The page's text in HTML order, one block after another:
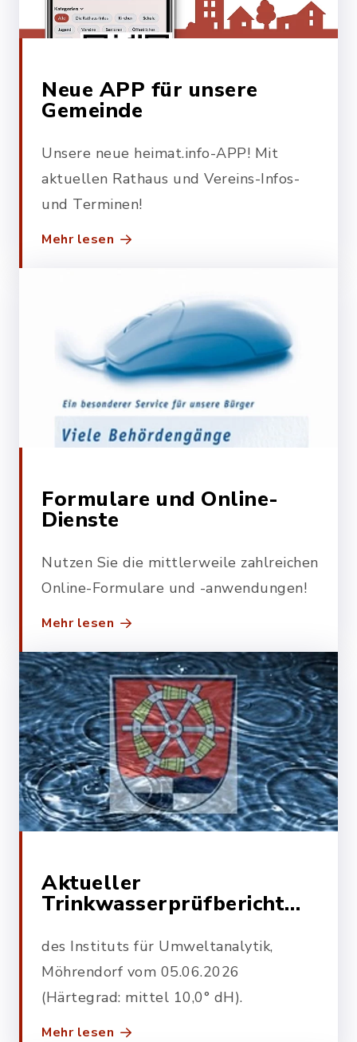
Neue APP für unsere
Gemeinde
Unsere neue heimat.info-APP! Mit
aktuellen Rathaus und Vereins-Infos-
und Terminen!
Mehr lesen
Formulare und Online-
Dienste
Nutzen Sie die mittlerweile zahlreichen
Online-Formulare und -anwendungen!
Mehr lesen
Aktueller
Trinkwasserprüfbericht
des Instituts für Umweltanalytik,
Möhrendorf vom 05.06.2026
(Härtegrad: mittel 10,0° dH).
Mehr lesen